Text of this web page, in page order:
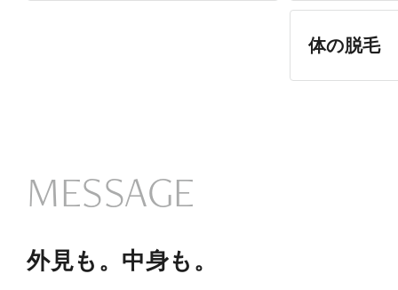
体の脱毛
MESSAGE
外見も。中身も。